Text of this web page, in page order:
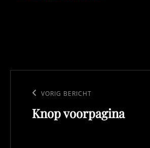
navigatie
Vorig
bericht
VORIG BERICHT
Knop voorpagina